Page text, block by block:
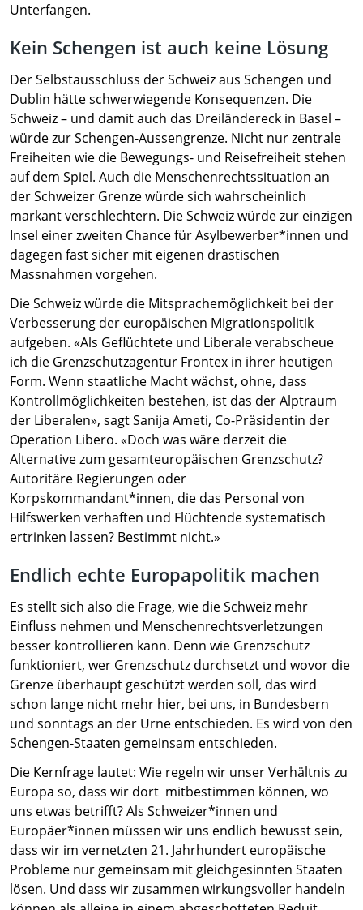
Unterfangen.
Kein Schengen ist auch keine Lösung
Der Selbstausschluss der Schweiz aus Schengen und
Dublin hätte schwerwiegende Konsequenzen. Die
Schweiz – und damit auch das Dreiländereck in Basel –
würde zur Schengen-Aussengrenze. Nicht nur zentrale
Freiheiten wie die Bewegungs- und Reisefreiheit stehen
auf dem Spiel. Auch die Menschenrechtssituation an
der Schweizer Grenze würde sich wahrscheinlich
markant verschlechtern. Die Schweiz würde zur einzigen
Insel einer zweiten Chance für Asylbewerber*innen und
dagegen fast sicher mit eigenen drastischen
Massnahmen vorgehen.
Die Schweiz würde die Mitsprachemöglichkeit bei der
Verbesserung der europäischen Migrationspolitik
aufgeben. «Als Geflüchtete und Liberale verabscheue
ich die Grenzschutzagentur Frontex in ihrer heutigen
Form. Wenn staatliche Macht wächst, ohne, dass
Kontrollmöglichkeiten bestehen, ist das der Alptraum
der Liberalen», sagt Sanija Ameti, Co-Präsidentin der
Operation Libero. «Doch was wäre derzeit die
Alternative zum gesamteuropäischen Grenzschutz?
Autoritäre Regierungen oder
Korpskommandant*innen, die das Personal von
Hilfswerken verhaften und Flüchtende systematisch
ertrinken lassen? Bestimmt nicht.»
Endlich echte Europapolitik machen
Es stellt sich also die Frage, wie die Schweiz mehr
Einfluss nehmen und Menschenrechtsverletzungen
besser kontrollieren kann. Denn wie Grenzschutz
funktioniert, wer Grenzschutz durchsetzt und wovor die
Grenze überhaupt geschützt werden soll, das wird
schon lange nicht mehr hier, bei uns, in Bundesbern
und sonntags an der Urne entschieden. Es wird von den
Schengen-Staaten gemeinsam entschieden.
Die Kernfrage lautet: Wie regeln wir unser Verhältnis zu
Europa so, dass wir dort mitbestimmen können, wo
uns etwas betrifft? Als Schweizer*innen und
Europäer*innen müssen wir uns endlich bewusst sein,
dass wir im vernetzten 21. Jahrhundert europäische
Probleme nur gemeinsam mit gleichgesinnten Staaten
lösen. Und dass wir zusammen wirkungsvoller handeln